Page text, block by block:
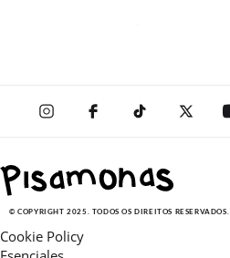
© COPYRIGHT 2025. TODOS OS DIREITOS RESERVADOS.
Cookie Policy